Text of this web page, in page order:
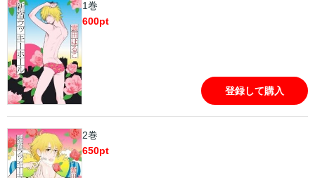
を描いた、連作ラブストーリー！
1巻
600pt
登録して購入
2巻
650pt